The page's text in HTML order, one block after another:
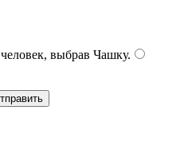
выбрав Чашку.